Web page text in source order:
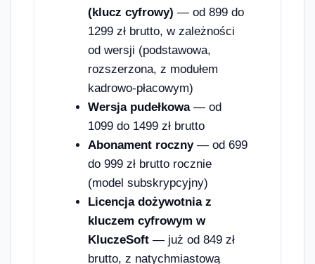
(klucz cyfrowy) — od 899 do
1299 zł brutto, w zależności
od wersji (podstawowa,
rozszerzona, z modułem
kadrowo-płacowym)
Wersja pudełkowa— od
1099 do 1499 zł brutto
Abonament roczny— od 699
do 999 zł brutto rocznie
(model subskrypcyjny)
Licencja dożywotnia z
kluczem cyfrowym w
KluczeSoft — już od 849 zł
brutto, z natychmiastową